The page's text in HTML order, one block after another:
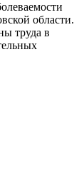
области.
труда в